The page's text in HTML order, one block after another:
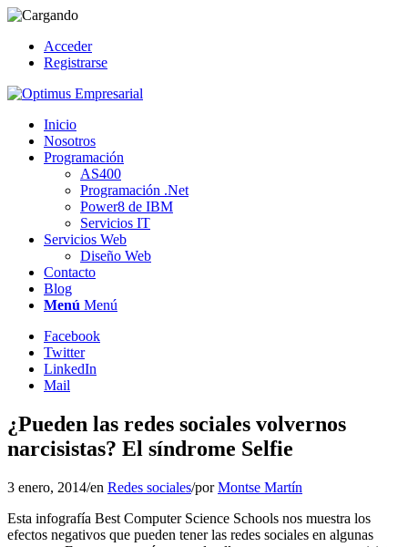
Acceder
Registrarse
Inicio
Nosotros
Programación
AS400
Programación .Net
Power8 de IBM
Servicios IT
Servicios Web
Diseño Web
Contacto
Blog
Menú Menú
Facebook
Twitter
LinkedIn
Mail
¿Pueden las redes sociales volvernos
narcisistas? El síndrome Selfie
3 enero, 2014/en Redes sociales/porMontse Martín
Esta infografía Best Computer Science Schools nos muestra los
efectos negativos que pueden tener las redes sociales en algunas